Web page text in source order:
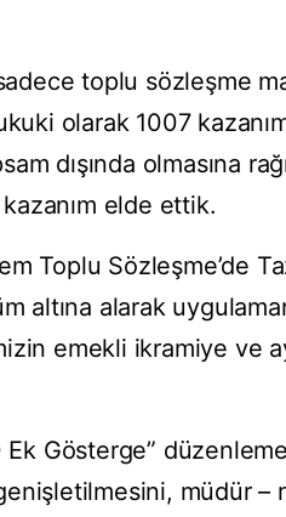
toplu sözleşme
olarak 1007
dışında olmasına
kazanım elde ettik.
Toplu Sözleşme’de
altına alarak
emekli ikramiye ve
Gösterge”
müdür –